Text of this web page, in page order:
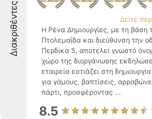
Διακριθέντες
Δείτε
Η Ρένα Δημιουργίες, με τη βάση
Πτολεμαΐδα και διεύθυνση την
Περδίκα 5, αποτελεί γνωστό
χώρο της διοργάνωσης
εταιρεία εστιάζει στη
για γάμους, βαπτίσεις,
πάρτι, προσφέροντας ...
8.5